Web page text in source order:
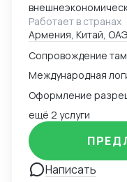
участников
Армении. Наш опыт
позволяет нам
консалтинговые
выйти на
поможет
Вашей компании в
организация и
консультирование и
внедрения ВЭД в
сопровождение
Работает в странах
Армения, Китай,
Международная
ещё 2 услуги
Написать